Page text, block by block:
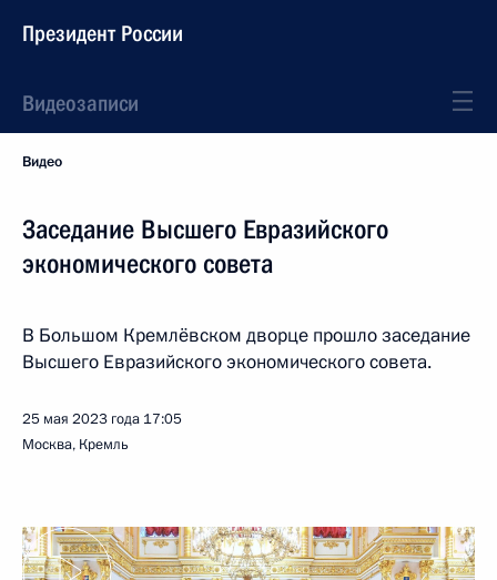
Президент России
Видеозаписи
Видео
Заседание Высшего Евразийского
экономического совета
В Большом Кремлёвском дворце прошло заседание
Высшего Евразийского экономического совета.
25 мая 2023 года 17:05
Москва, Кремль